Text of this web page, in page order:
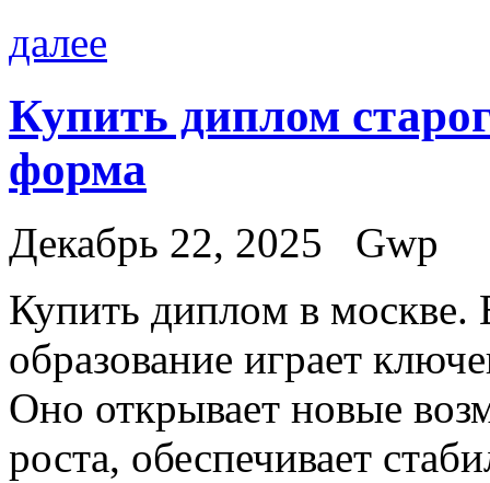
далее
Купить диплом
форма
Декабрь 22, 2025
Gwp
Купить диплoм в
образование играет
Оно открывает новые
роста, обеспечивает